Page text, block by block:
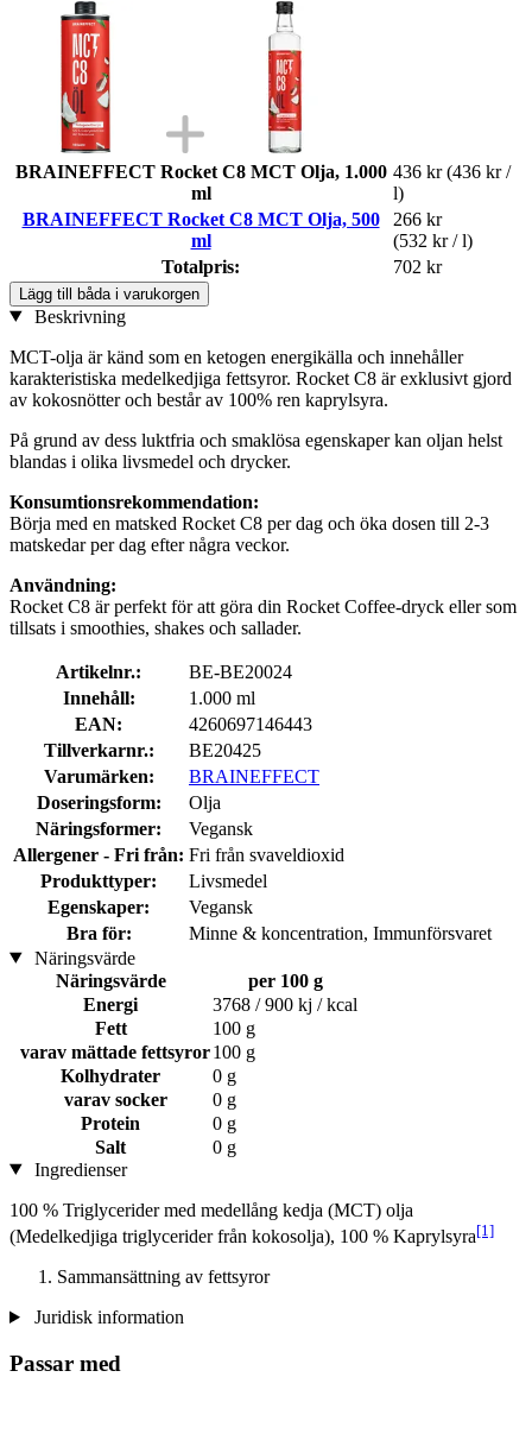
BRAINEFFECT Rocket C8 MCT Olja, 1.000
ml
436 kr (436 kr /
l)
BRAINEFFECT Rocket C8 MCT Olja, 500
ml
266 kr
(532 kr / l)
Totalpris:
702 kr
Lägg till båda i varukorgen
Beskrivning
MCT-olja är känd som en ketogen energikälla och innehåller
karakteristiska medelkedjiga fettsyror. Rocket C8 är exklusivt gjord
av kokosnötter och består av 100% ren kaprylsyra.
På grund av dess luktfria och smaklösa egenskaper kan oljan helst
blandas i olika livsmedel och drycker.
Konsumtionsrekommendation:
Börja med en matsked Rocket C8 per dag och öka dosen till 2-3
matskedar per dag efter några veckor.
Användning:
Rocket C8 är perfekt för att göra din Rocket Coffee-dryck eller som
tillsats i smoothies, shakes och sallader.
Artikelnr.:
BE-BE20024
Innehåll:
1.000 ml
EAN:
4260697146443
Tillverkarnr.:
BE20425
Varumärken:
BRAINEFFECT
Doseringsform:
Olja
Näringsformer:
Vegansk
Allergener - Fri från: Fri från svaveldioxid
Produkttyper:
Livsmedel
Egenskaper:
Vegansk
Bra för:
Minne & koncentration, Immunförsvaret
Näringsvärde
Näringsvärde
per 100 g
Energi
3768 / 900 kj / kcal
Fett
100 g
varav mättade fettsyror100 g
Kolhydrater
0 g
varav socker
0 g
Protein
0 g
Salt
0 g
Ingredienser
100 % Triglycerider med medellång kedja (MCT) olja
(Medelkedjiga triglycerider från kokosolja), 100 % Kaprylsyra[1]
Sammansättning av fettsyror
Juridisk information
Passar med